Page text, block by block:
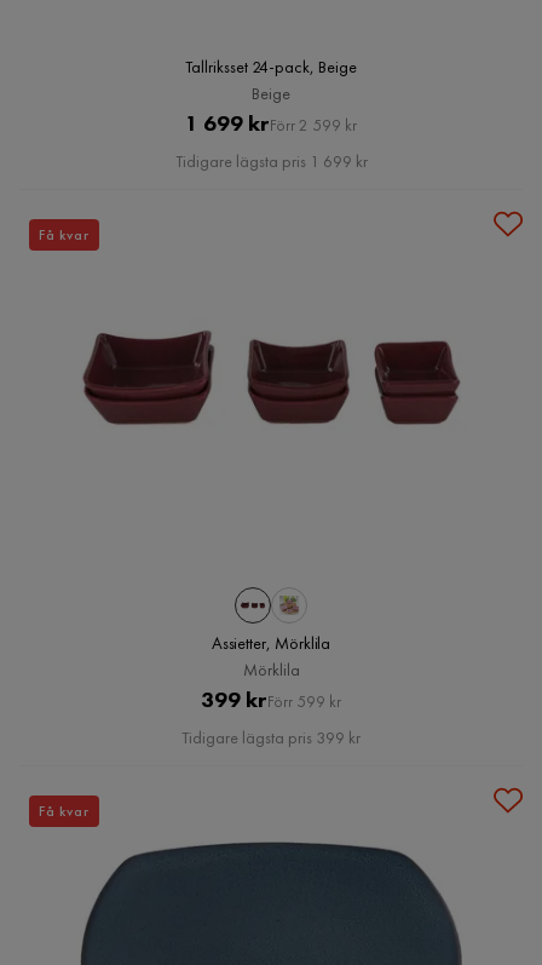
Tallriksset 24-pack, Beige
Beige
Pris
1 699 krOriginal
Pris
Förr 2 599 kr
Tidigare lägsta pris 1 699 kr
Assietter, Mörklila
Mörklila
Pris
399 krOriginal
Pris
Förr 599 kr
Tidigare lägsta pris 399 kr
Få kvar
Få kvar